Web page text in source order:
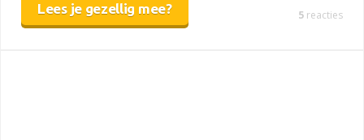
Lees je gezellig mee? 5 reacties